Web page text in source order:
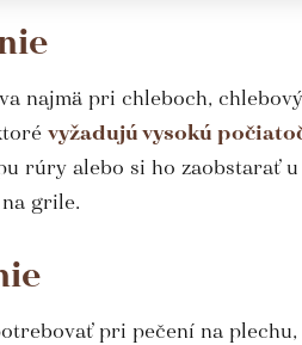
najmä pri chleboch,
vyžadujú vysokú
rúry alebo si ho zaobstarať
grile.
pri pečení na